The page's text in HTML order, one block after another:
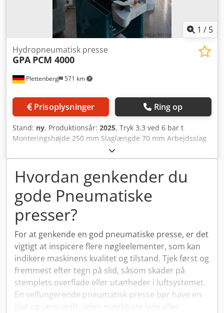
1 / 5
Plettenberg 571 km
Hydropneumatisk presse
GPA PCM 4000
Prisoplysninger Ring op
Stand: ny, Produktionsår: 2025, Tryk 3,3 ved 6 bar t
Monteringshøjde 250 mm Slaglængde 70 mm Arbejdsslag
10 mm Bordflade 220x190 mm Udladning 150 mm
Maskinens vægt ca. 350 kg Tohåndsbetjening Hurtiggang
60 mm / Arbejdsgang 10 mm Dsdpjy Umf Ajfx Acqowa
Elektropneumatisk sikkerhedssystem via to 5/2-vejsventiler
med positionsovervågning Justerbar trykregulator til
arbejdsstyrken Justerbar hastighedsreguleringsventil
Justerbar presstid CE-mærkning
Hvordan genkender du
gode Pneumatiske
presser?
For at genkende en god pneumatiske presse, er det
vigtigt at inspicere flere nøgleelementer, som kan
indikere maskinens kvalitet og tilstand. Tjek først og
fremmest efter tegn på slid, såsom skader på
stemplets overflade eller utætheder i luftsystemet.
En velfungerende pneumatisk presse bør have en
glat og jævn drift, uden mærkbare lyde eller